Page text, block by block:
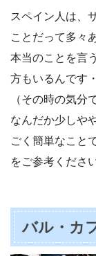
スペイン人は、
ことだって多々
本当のことを言
方もいるんです
（その時の気分
なんだか少しや
ごく簡単なこと
をご参考くださ
バル・カ